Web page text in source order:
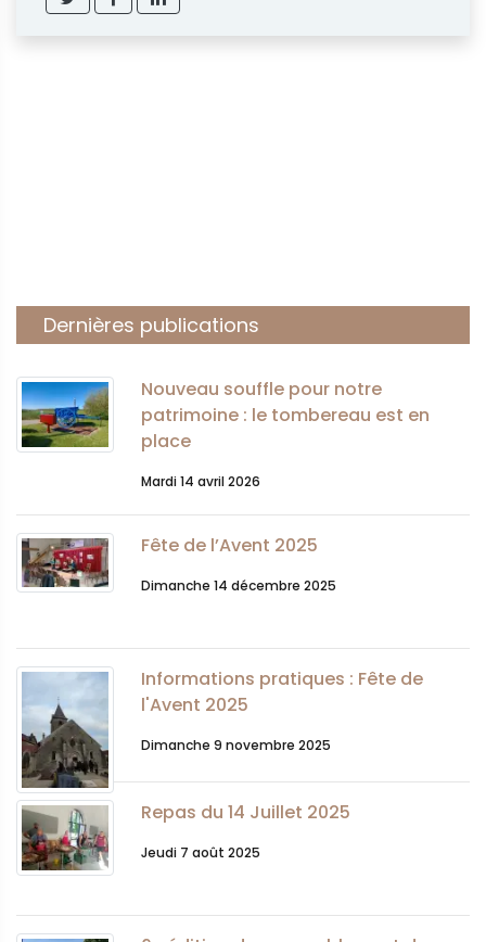
Dernières publications
Nouveau souffle pour notre
patrimoine : le tombereau est en
place
Mardi 14 avril 2026
Fête de l’Avent 2025
Dimanche 14 décembre 2025
Informations pratiques : Fête de
l'Avent 2025
Dimanche 9 novembre 2025
Repas du 14 Juillet 2025
Jeudi 7 août 2025